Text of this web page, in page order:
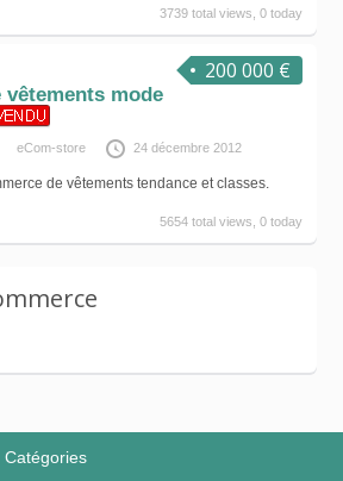
3739 total views, 0 today
200 000 €
vêtements mode
eCom-store 24 décembre 2012
de vêtements tendance et classes.
5654 total views, 0 today
Catégories